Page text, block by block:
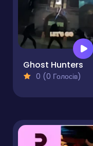
Ghost Hunters
0 (0 Голосів)